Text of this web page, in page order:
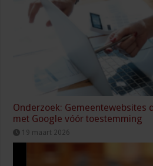
Onderzoek: Gemeentewebsites
met Google vóór toestemming
19 maart 2026